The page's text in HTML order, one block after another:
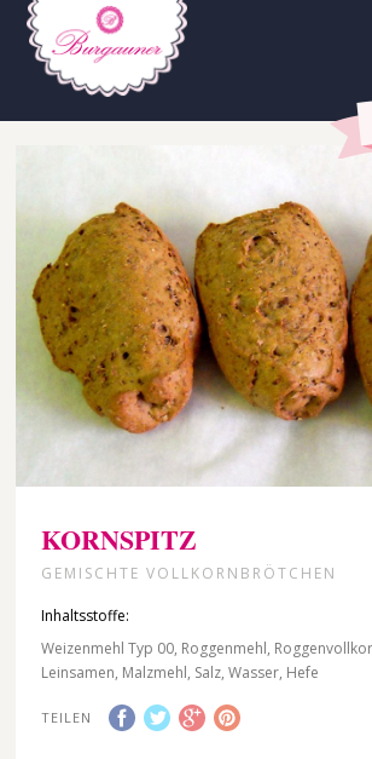
KORNSPITZ
GEMISCHTE VOLLKORNBRÖTCHEN
Inhaltsstoffe:
Weizenmehl Typ 00, Roggenmehl,
Leinsamen, Malzmehl, Salz, Wasser, Hefe
TEILEN